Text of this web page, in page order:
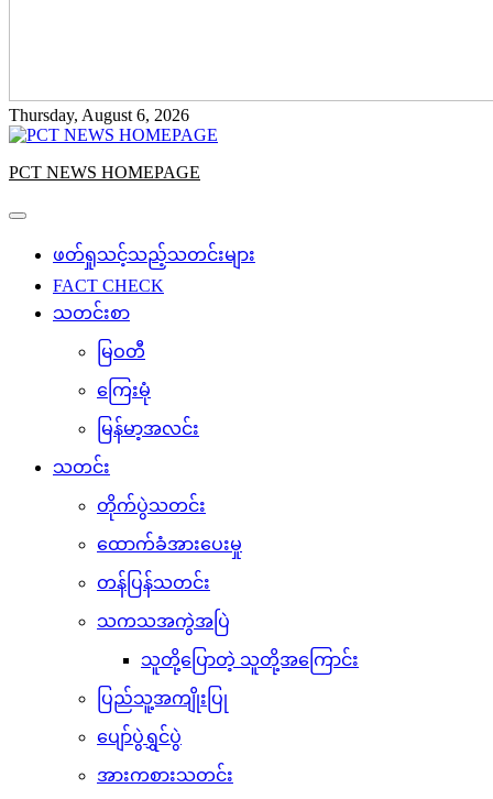
Thursday, August 6, 2026
PCT NEWS HOMEPAGE
ဖတ်ရှုသင့်သည့်သတင်းများ
FACT CHECK
သတင်းစာ
မြဝတီ
ကြေးမုံ
မြန်မာ့အလင်း
သတင်း
တိုက်ပွဲသတင်း
ထောက်ခံအားပေးမှု
တန်ပြန်သတင်း
သကသအကွဲအပြဲ
သူတို့ပြောတဲ့ သူတို့အကြောင်း
ပြည်သူ့အကျိုးပြု
ပျော်ပွဲရွှင်ပွဲ
အားကစားသတင်း